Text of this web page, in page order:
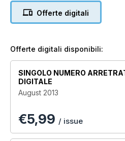
our Secondary Teachers’
Beaumont flute worth £299.99
Offerte digitali
Offerte digitali disponibili:
SINGOLO NUMERO
DIGITALE
August 2013
€5,99 / issue